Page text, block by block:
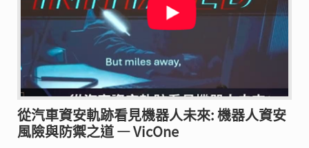
從汽車資安軌跡看見機器人未來: 機器人資安
風險與防禦之道 — VicOne